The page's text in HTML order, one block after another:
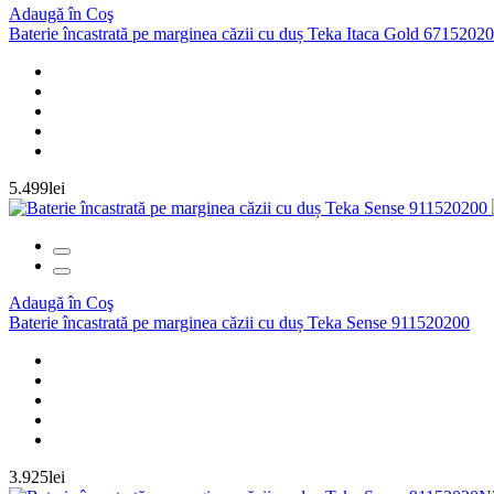
Adaugă în Coş
Baterie încastrată pe marginea căzii cu duș Teka Itaca Gold
5.499lei
Adaugă în Coş
Baterie încastrată pe marginea căzii cu duș Teka Sense 911520200
3.925lei